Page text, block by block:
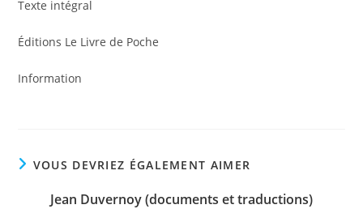
Texte intégral
Éditions Le Livre de Poche
Information
VOUS DEVRIEZ ÉGALEMENT AIMER
Jean Duvernoy (documents et traductions)